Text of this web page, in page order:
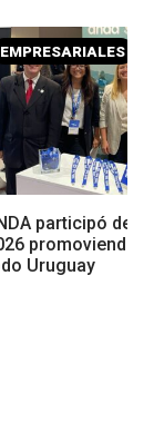
EMPRESARIALES
participó de
promoviendo
Uruguay